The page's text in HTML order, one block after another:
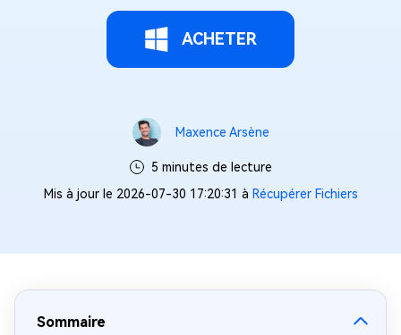
ACHETER
Maxence Arsène
5 minutes de lecture
Mis à jour le 2026-07-30 17:20:31 à Récupérer Fichiers
Sommaire